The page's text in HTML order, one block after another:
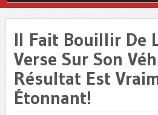
Il Fait Bouillir De
Verse Sur Son
Résultat Est
Étonnant!